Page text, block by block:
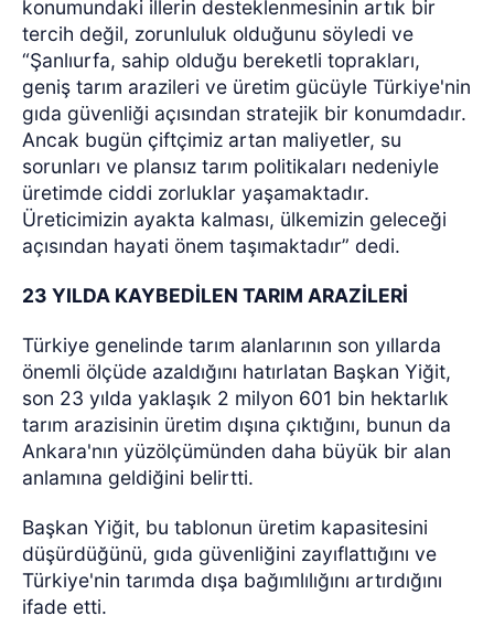
konumundaki illerin desteklenmesinin artık bir
tercih değil, zorunluluk olduğunu söyledi ve
“Şanlıurfa, sahip olduğu bereketli toprakları,
geniş tarım arazileri ve üretim gücüyle Türkiye'nin
gıda güvenliği açısından stratejik bir konumdadır.
Ancak bugün çiftçimiz artan maliyetler, su
sorunları ve plansız tarım politikaları nedeniyle
üretimde ciddi zorluklar yaşamaktadır.
Üreticimizin ayakta kalması, ülkemizin geleceği
açısından hayati önem taşımaktadır” dedi.
23 YILDA KAYBEDİLEN TARIM ARAZİLERİ
Türkiye genelinde tarım alanlarının son yıllarda
önemli ölçüde azaldığını hatırlatan Başkan Yiğit,
son 23 yılda yaklaşık 2 milyon 601 bin hektarlık
tarım arazisinin üretim dışına çıktığını, bunun da
Ankara'nın yüzölçümünden daha büyük bir alan
anlamına geldiğini belirtti.
Başkan Yiğit, bu tablonun üretim kapasitesini
düşürdüğünü, gıda güvenliğini zayıflattığını ve
Türkiye'nin tarımda dışa bağımlılığını artırdığını
ifade etti.